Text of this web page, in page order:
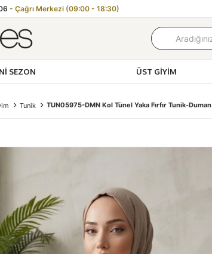
- Çağrı Merkezi (09:00 - 18:30)
SEZON ÜST GIYIM
Tunik TUN05975-DMN Kol Tünel Yaka Fırfır Tunik-Duman